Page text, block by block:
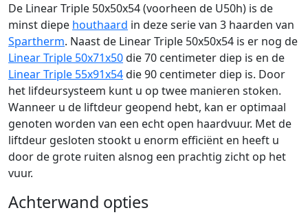
De Linear Triple 50x50x54 (voorheen de U50h) is de
minst diepe houthaard in deze serie van 3 haarden van
Spartherm. Naast de Linear Triple 50x50x54 is er nog de
Linear Triple 50x71x50die 70 centimeter diep is en de
Linear Triple 55x91x54die 90 centimeter diep is. Door
het lifdeursysteem kunt u op twee manieren stoken.
Wanneer u de liftdeur geopend hebt, kan er optimaal
genoten worden van een echt open haardvuur. Met de
liftdeur gesloten stookt u enorm efficiënt en heeft u
door de grote ruiten alsnog een prachtig zicht op het
vuur.
Achterwand opties